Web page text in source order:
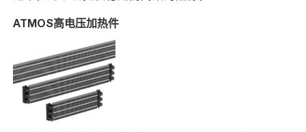
ATMOS高电压加热件